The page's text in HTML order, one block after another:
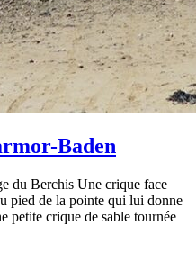
Baden
du Berchis Une crique face
pied de la pointe qui lui donne
petite crique de sable tournée